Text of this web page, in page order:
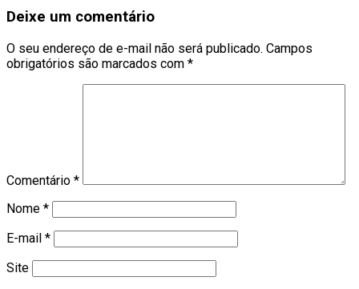
Deixe um comentário
O seu endereço de e-mail não será publicado. Campos
obrigatórios são marcados com *
Comentário *
Nome *
E-mail *
Site